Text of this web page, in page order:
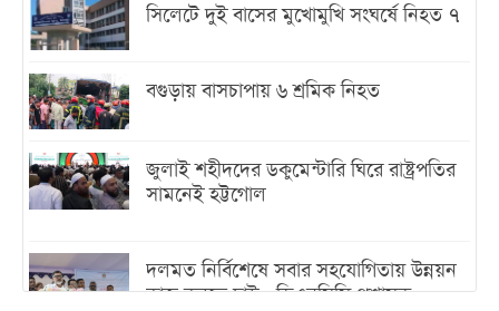
সিলেটে দুই বাসের মুখোমুখি সংঘর্ষে নিহত ৭
বগুড়ায় বাসচাপায় ৬ শ্রমিক নিহত
জুলাই শহীদদের ডকুমেন্টারি ঘিরে রাষ্ট্রপতির
সামনেই হট্টগোল
দলমত নির্বিশেষে সবার সহযোগিতায় উন্নয়ন
কাজ করতে চাই : ডিএনসিসি প্রশাসক